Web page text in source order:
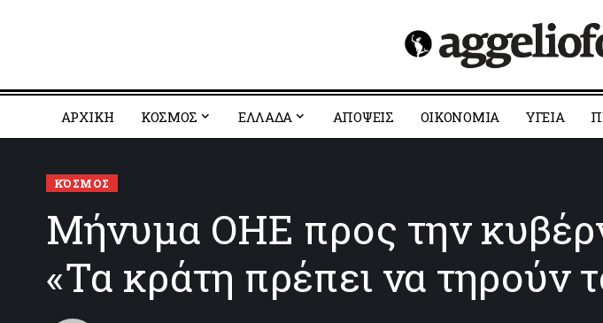
ΑΡΧΙΚΗ ΚΟΣΜΟΣ EΛΛΑΔΑ ΑΠΟΨΕΙΣ ΟΙΚΟΝΟΜΙΑ YΓΕΙΑ
ΚΌΣΜΟΣ
Μήνυμα ΟΗΕ προς την
«Τα κράτη πρέπει να τηρούν